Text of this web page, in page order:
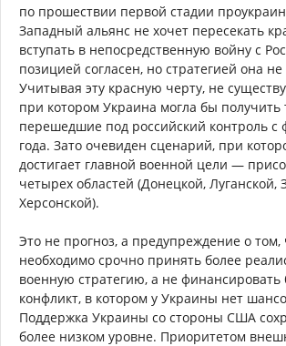
по прошествии первой стадии
Западный альянс не хочет пересекать
вступать в непосредственную войну с
позицией согласен, но стратегией она не
Учитывая эту красную черту, не
при котором Украина могла бы получить
перешедшие под российский контроль с
года. Зато очевиден сценарий, при
достигает главной военной цели —
четырех областей (Донецкой, Луганской,
Херсонской).
Это не прогноз, а предупреждение о том,
необходимо срочно принять более
военную стратегию, а не финансировать
конфликт, в котором у Украины нет
Поддержка Украины со стороны США
более низком уровне. Приоритетом